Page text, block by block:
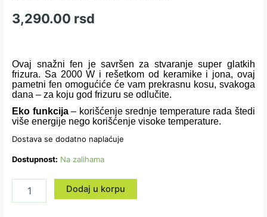
3,290.00 rsd
Ovaj snažni fen je savršen za stvaranje super glatkih
frizura. Sa 2000 W i rešetkom od keramike i jona, ovaj
pametni fen omogućiće će vam prekrasnu kosu, svakoga
dana – za koju god frizuru se odlučite.
Eko funkcija– korišćenje srednje temperature rada štedi
više energije nego korišćenje visoke temperature.
Dostava se dodatno naplaćuje
Dostupnost: Na zalihama
Dodaj u korpu